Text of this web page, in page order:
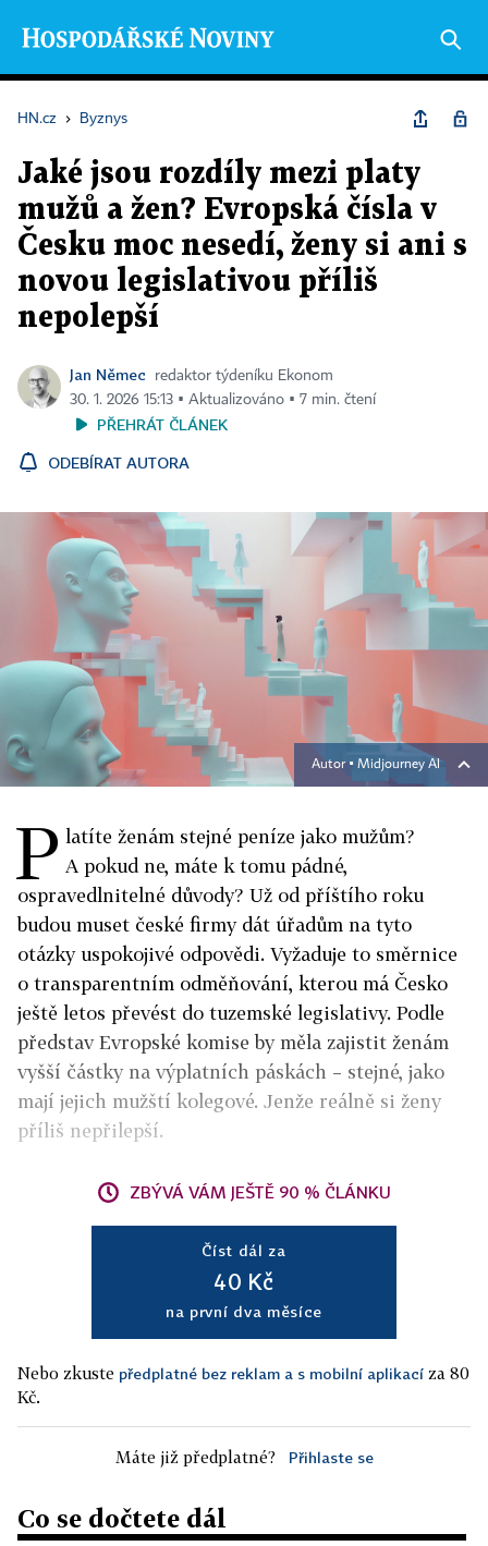
HN.cz › Byznys
Jaké jsou rozdíly mezi platy
mužů a žen? Evropská čísla v
Česku moc nesedí, ženy si ani s
novou legislativou příliš
nepolepší
Jan Němec
redaktor týdeníku Ekonom
30. 1. 2026 15:13 ▪ Aktualizováno ▪ 7 min. čtení
PŘEHRÁT ČLÁNEK
ODEBÍRAT AUTORA
Autor ▪ Midjourney AI
P latíte ženám stejné peníze jako mužům?
A pokud ne, máte k tomu pádné,
ospravedlnitelné důvody? Už od příštího roku
budou muset české firmy dát úřadům na tyto
otázky uspokojivé odpovědi. Vyžaduje to směrnice
o transparentním odměňování, kterou má Česko
ještě letos převést do tuzemské legislativy. Podle
představ Evropské komise by měla zajistit ženám
vyšší částky na výplatních páskách – stejné, jako
mají jejich mužští kolegové. Jenže reálně si ženy
příliš nepřilepší.
ZBÝVÁ VÁM JEŠTĚ 90 % ČLÁNKU
Číst dál za
40 Kč
na první dva měsíce
Nebo zkuste předplatné bez reklam a s mobilní aplikací za 80
Kč.
Máte již předplatné? Přihlaste se
Co se dočtete dál